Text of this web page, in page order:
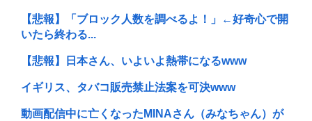
【悲報】「ブロック人数を調べるよ！」←好奇心で開
いたら終わる...
【悲報】日本さん、いよいよ熱帯になるwww
イギリス、タバコ販売禁止法案を可決www
動画配信中に亡くなったMINAさん（みなちゃん）が